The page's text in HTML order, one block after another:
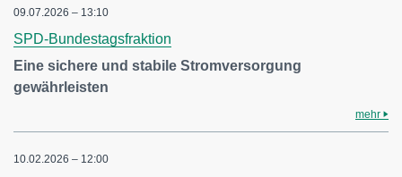
09.07.2026 – 13:10
SPD-Bundestagsfraktion
Eine sichere und stabile Stromversorgung
gewährleisten
mehr
10.02.2026 – 12:00